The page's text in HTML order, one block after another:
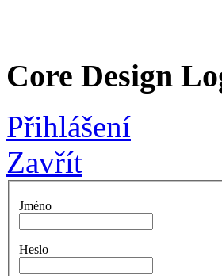
Core Design
Přihlášení
Zavřít
Jméno
Heslo